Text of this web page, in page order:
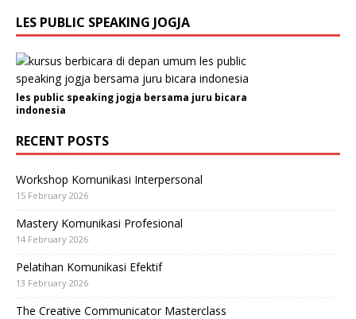
LES PUBLIC SPEAKING JOGJA
les public speaking jogja bersama juru bicara
indonesia
RECENT POSTS
Workshop Komunikasi Interpersonal
15 February 2026
Mastery Komunikasi Profesional
14 February 2026
Pelatihan Komunikasi Efektif
13 February 2026
The Creative Communicator Masterclass